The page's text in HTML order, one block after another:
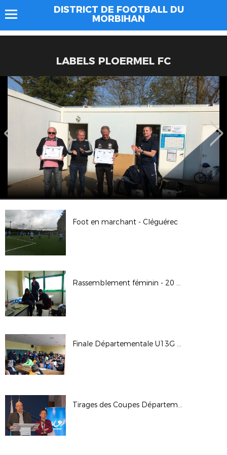
DISTRICT DE FOOTBALL DU
MORBIHAN
LABELS PLOERMEL FC
Foot en marchant - Cléguérec
Rassemblement féminin - 20 avril 2019 à Moréac
Finale Départementale U13G Pitch
Tirages des Coupes Départementales